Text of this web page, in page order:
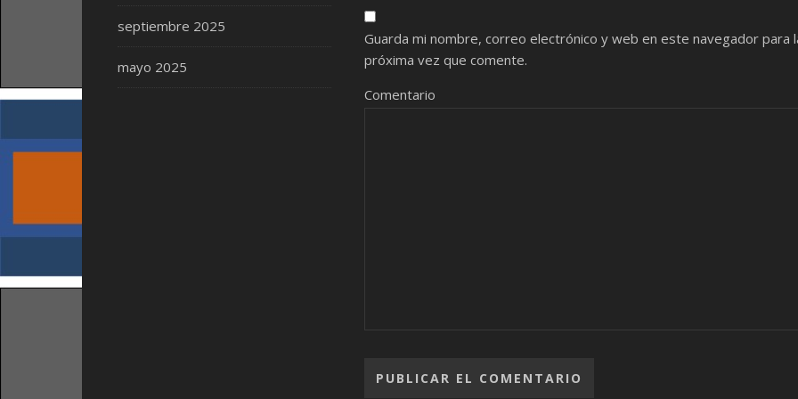
septiembre 2025
mayo 2025
Guarda mi nombre, correo electrónico y web en este navegador para
próxima vez que comente.
Comentario